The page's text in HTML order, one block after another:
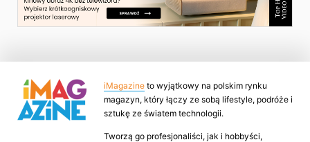
iMagazine to wyjątkowy na polskim rynku
magazyn, który łączy ze sobą lifestyle, podróże i
sztukę ze światem technologii.
Tworzą go profesjonaliści, jak i hobbyści,